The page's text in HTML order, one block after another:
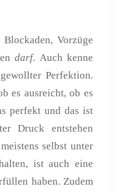
Vorzüge
darf. Auch kenne
Perfektion.
es ausreicht, ob es
perfekt und das ist
Druck entstehen
selbst unter
ist auch eine
haben. Zudem